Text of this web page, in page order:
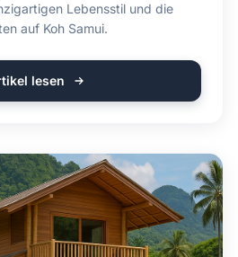
Lebensstil und die
auf Koh Samui.
lesen